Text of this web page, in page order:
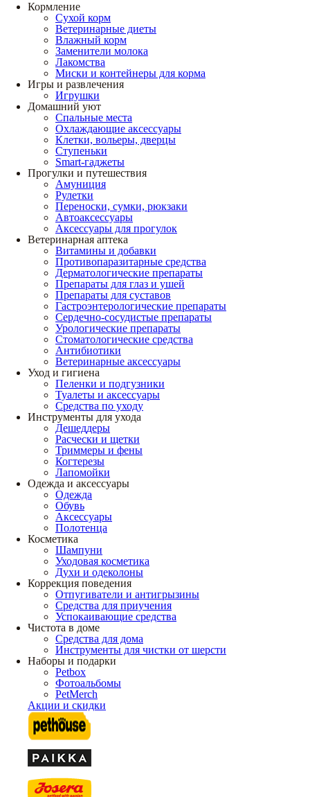
Кормление
Сухой корм
Ветеринарные диеты
Влажный корм
Заменители молока
Лакомства
Миски и контейнеры для корма
Игры и развлечения
Игрушки
Домашний уют
Спальные места
Охлаждающие аксессуары
Клетки, вольеры, дверцы
Ступеньки
Smart-гаджеты
Прогулки и путешествия
Амуниция
Рулетки
Переноски, сумки, рюкзаки
Автоаксессуары
Аксессуары для прогулок
Ветеринарная аптека
Витамины и добавки
Противопаразитарные средства
Дерматологические препараты
Препараты для глаз и ушей
Препараты для суставов
Гастроэнтерологические препараты
Сердечно-сосудистые препараты
Урологические препараты
Стоматологические средства
Антибиотики
Ветеринарные аксессуары
Уход и гигиена
Пеленки и подгузники
Туалеты и аксессуары
Средства по уходу
Инструменты для ухода
Дешеддеры
Расчески и щетки
Триммеры и фены
Когтерезы
Лапомойки
Одежда и аксессуары
Одежда
Обувь
Аксессуары
Полотенца
Косметика
Шампуни
Уходовая косметика
Духи и одеколоны
Коррекция поведения
Отпугиватели и антигрызины
Средства для приучения
Успокаивающие средства
Чистота в доме
Средства для дома
Инструменты для чистки от шерсти
Наборы и подарки
Petbox
Фотоальбомы
PetMerch
Акции и скидки